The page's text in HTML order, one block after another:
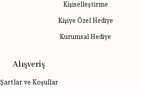
Kişiselleştirme
Kişiye Özel Hediye
Kurumsal Hediye
Alışveriş
Şartlar ve Koşullar